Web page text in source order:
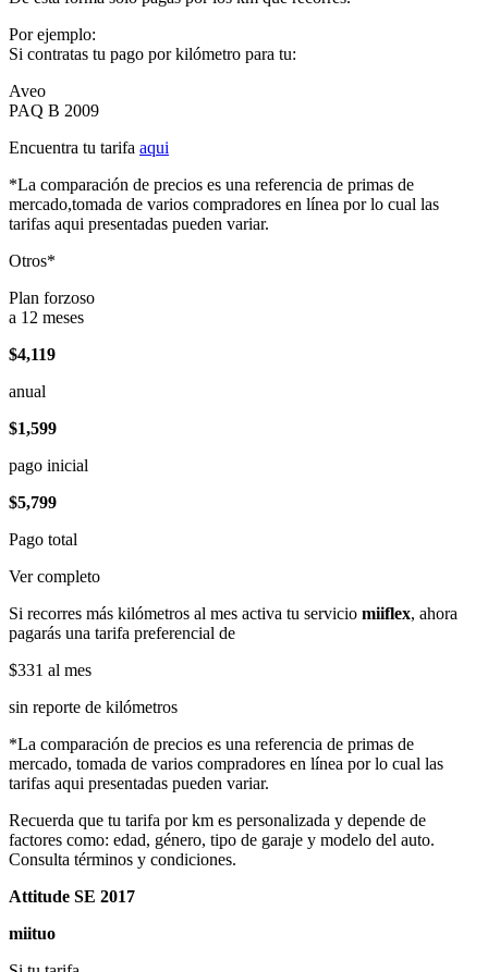
Por ejemplo:
Si contratas tu pago por kilómetro para tu:
Aveo
PAQ B 2009
Encuentra tu tarifa aqui
*La comparación de precios es una referencia de primas de
mercado,tomada de varios compradores en línea por lo cual las
tarifas aqui presentadas pueden variar.
Otros*
Plan forzoso
a 12 meses
$4,119
anual
$1,599
pago inicial
$5,799
Pago total
Ver completo
Si recorres más kilómetros al mes activa tu servicio miiflex, ahora
pagarás una tarifa preferencial de
$331 al mes
sin reporte de kilómetros
*La comparación de precios es una referencia de primas de
mercado, tomada de varios compradores en línea por lo cual las
tarifas aqui presentadas pueden variar.
Recuerda que tu tarifa por km es personalizada y depende de
factores como: edad, género, tipo de garaje y modelo del auto.
Consulta términos y condiciones.
Attitude SE 2017
miituo